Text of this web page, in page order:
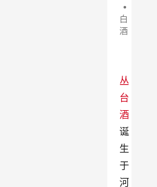
•
白
酒
丛
台
酒
诞
生
于
河